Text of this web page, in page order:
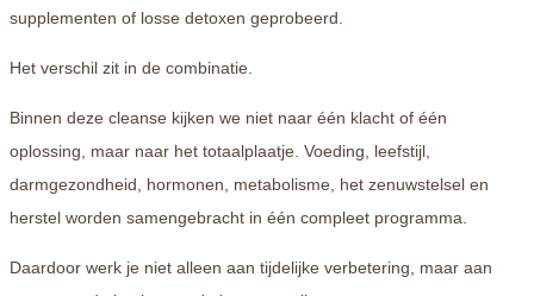
supplementen of losse detoxen geprobeerd.
Het verschil zit in de combinatie.
Binnen deze cleanse kijken we niet naar één klacht of één
oplossing, maar naar het totaalplaatje. Voeding, leefstijl,
darmgezondheid, hormonen, metabolisme, het zenuwstelsel en
herstel worden samengebracht in één compleet programma.
Daardoor werk je niet alleen aan tijdelijke verbetering, maar aan